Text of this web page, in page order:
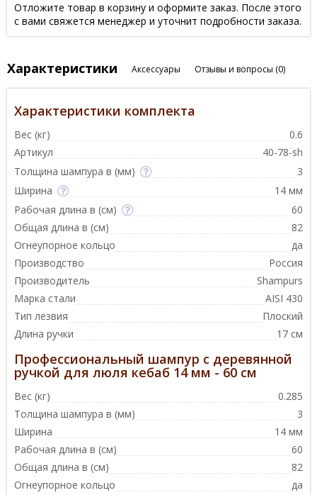
Отложите товар в корзину и оформите заказ. После этого
с вами свяжется менеджер и уточнит подробности заказа.
Характеристики Аксессуары Отзывы и вопросы (0)
Характеристики комплекта
Вес (кг)
0.6
Артикул
40-78-sh
Толщина шампура в (мм)
3
Ширина
14 мм
Рабочая длина в (см)
60
Общая длина в (см)
82
Огнеупорное кольцо
да
Производство
Россия
Производитель
Shampurs
Марка стали
AISI 430
Тип лезвия
Плоский
Длина ручки
17 см
Профессиональный шампур с деревянной
ручкой для люля кебаб 14 мм - 60 см
Вес (кг)
0.285
Толщина шампура в (мм)
3
Ширина
14 мм
Рабочая длина в (см)
60
Общая длина в (см)
82
Огнеупорное кольцо
да